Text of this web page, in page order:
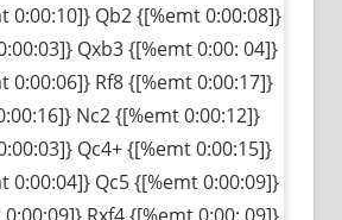
0:00:10]} Qb2 {[%emt 0:00:08]}
Qxb3 {[%emt 0:00: 04]}
0:00:06]} Rf8 {[%emt 0:00:17]}
Nc2 {[%emt 0:00:12]}
Qc4+ {[%emt 0:00:15]}
0:00:04]} Qc5 {[%emt 0:00:09]}